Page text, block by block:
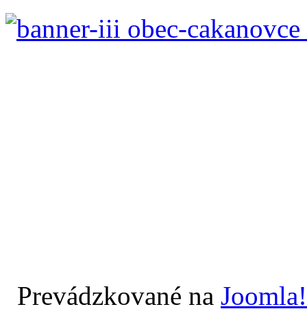
Prevádzkované na Joomla!